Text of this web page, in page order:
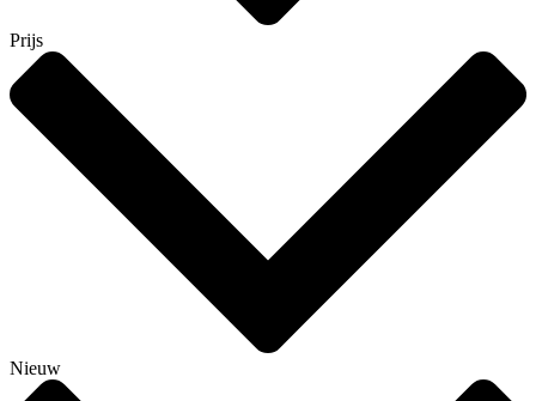
Prijs
Nieuw